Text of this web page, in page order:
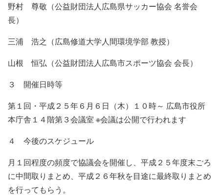
野村 尊敬（公益財団法人広島県サッカー協会 名誉会
長）
三浦 浩之（広島修道大学人間環境学部 教授）
山根 恒弘（公益財団法人広島市スポーツ協会 会長）
３ 開催日時等
第１回・平成２５年６月６日（木）１０時～ 広島市役所
本庁舎１４階第３会議室 ※会議は公開で行われます
４ 今後のスケジュール
月１回程度の頻度で協議会を開催し、平成２５年度末ごろ
に中間取りまとめ、平成２６年秋を目途に最終取りまとめ
を行ってもらう。